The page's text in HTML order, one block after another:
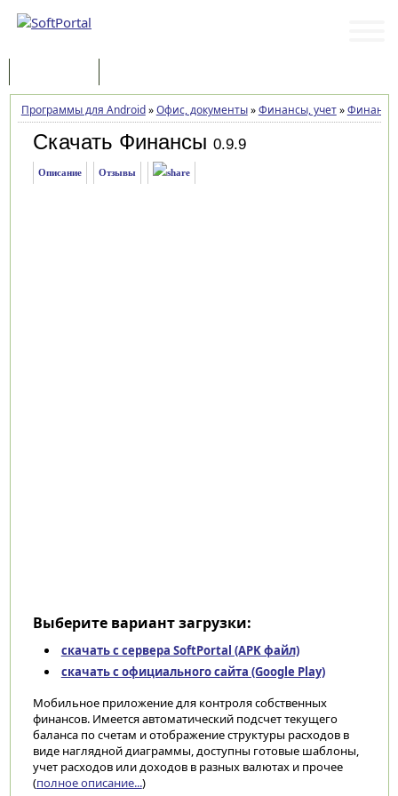
Программы для Android»Офис, документы»Финансы, учет»Финансы
Скачать Финансы 0.9.9
Описание Отзывы
Выберите вариант загрузки:
скачать с сервера SoftPortal (APK файл)
скачать с официального сайта (Google Play)
Мобильное приложение для контроля собственных
финансов. Имеется автоматический подсчет текущего
баланса по счетам и отображение структуры расходов в
виде наглядной диаграммы, доступны готовые шаблоны,
учет расходов или доходов в разных валютах и прочее
(полное описание...)